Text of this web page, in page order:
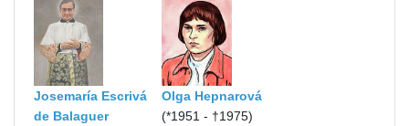
Josemaría Escrivá
de Balaguer
Olga Hepnarová
(*1951 - †1975)